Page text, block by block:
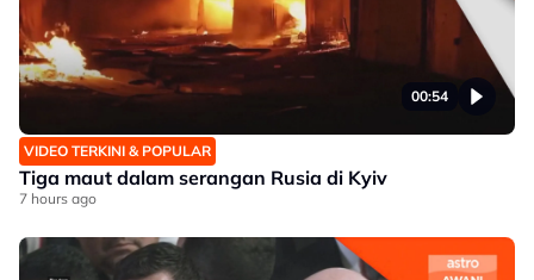
00:54
VIDEO TERKINI & POPULAR
Tiga maut dalam serangan Rusia di Kyiv
7 hours ago